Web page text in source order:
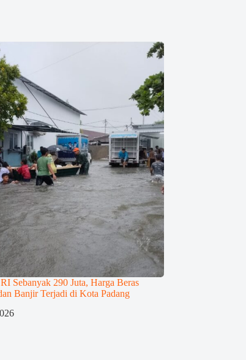
Sebanyak 290 Juta, Harga Beras
Banjir Terjadi di Kota Padang